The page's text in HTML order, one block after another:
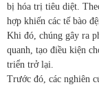
bị hóa trị tiêu diệt.
hợp khiến các tế bào
Khi đó, chúng gây ra
quanh, tạo điều kiện
triển trở lại.
Trước đó, các nghiên